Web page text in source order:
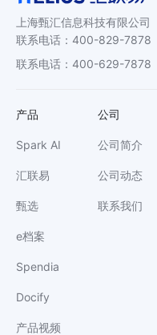
上海甄汇信息科技有限公司
联系电话 ： 400-829-7878
联系电话 ： 400-629-7878
产品
Spark AI
汇联易
甄选
e档案
Spendia
Docify
产品视频
公司
公司简介
公司动态
联系我们